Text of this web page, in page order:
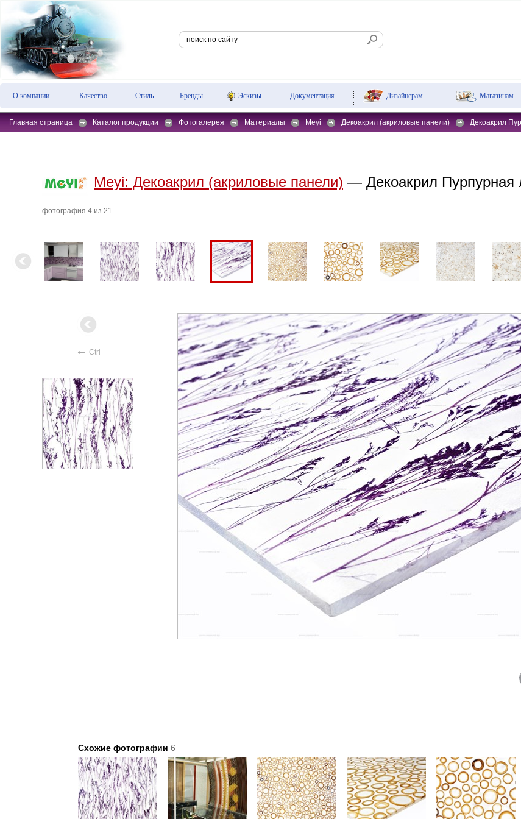
О компании Качество Стиль Бренды Эскизы Документация Дизайнерам Магазинам
Главная страница Каталог продукции Фотогалерея Материалы Meyi Декоакрил (акриловые панели) Декоакрил
Meyi: Декоакрил (акриловые панели) — Декоакрил Пурпурная
фотография 4 из 21
← Ctrl
Схожие фотографии 6